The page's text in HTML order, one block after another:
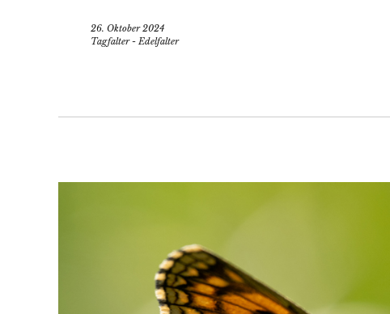
26. Oktober 2024
Tagfalter - Edelfalter